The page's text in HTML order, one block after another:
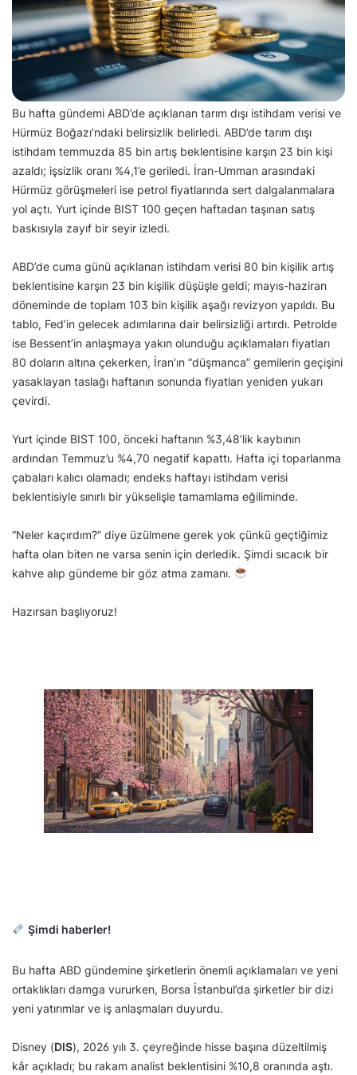
Bu hafta gündemi ABD’de açıklanan tarım dışı istihdam verisi ve
Hürmüz Boğazı’ndaki belirsizlik belirledi. ABD’de tarım dışı
istihdam temmuzda 85 bin artış beklentisine karşın 23 bin kişi
azaldı; işsizlik oranı %4,1’e geriledi. İran-Umman arasındaki
Hürmüz görüşmeleri ise petrol fiyatlarında sert dalgalanmalara
yol açtı. Yurt içinde BIST 100 geçen haftadan taşınan satış
baskısıyla zayıf bir seyir izledi.
ABD’de cuma günü açıklanan istihdam verisi 80 bin kişilik artış
beklentisine karşın 23 bin kişilik düşüşle geldi; mayıs-haziran
döneminde de toplam 103 bin kişilik aşağı revizyon yapıldı. Bu
tablo, Fed’in gelecek adımlarına dair belirsizliği artırdı. Petrolde
ise Bessent’in anlaşmaya yakın olunduğu açıklamaları fiyatları
80 doların altına çekerken, İran’ın “düşmanca” gemilerin geçişini
yasaklayan taslağı haftanın sonunda fiyatları yeniden yukarı
çevirdi.
Yurt içinde BIST 100, önceki haftanın %3,48’lik kaybının
ardından Temmuz’u %4,70 negatif kapattı. Hafta içi toparlanma
çabaları kalıcı olamadı; endeks haftayı istihdam verisi
beklentisiyle sınırlı bir yükselişle tamamlama eğiliminde.
“Neler kaçırdım?” diye üzülmene gerek yok çünkü geçtiğimiz
hafta olan biten ne varsa senin için derledik. Şimdi sıcacık bir
kahve alıp gündeme bir göz atma zamanı.
Hazırsan başlıyoruz!
Şimdi haberler!
Bu hafta ABD gündemine şirketlerin önemli açıklamaları ve yeni
ortaklıkları damga vururken, Borsa İstanbul’da şirketler bir dizi
yeni yatırımlar ve iş anlaşmaları duyurdu.
Disney (DIS), 2026 yılı 3. çeyreğinde hisse başına düzeltilmiş
kâr açıkladı; bu rakam analist beklentisini %10,8 oranında aştı.